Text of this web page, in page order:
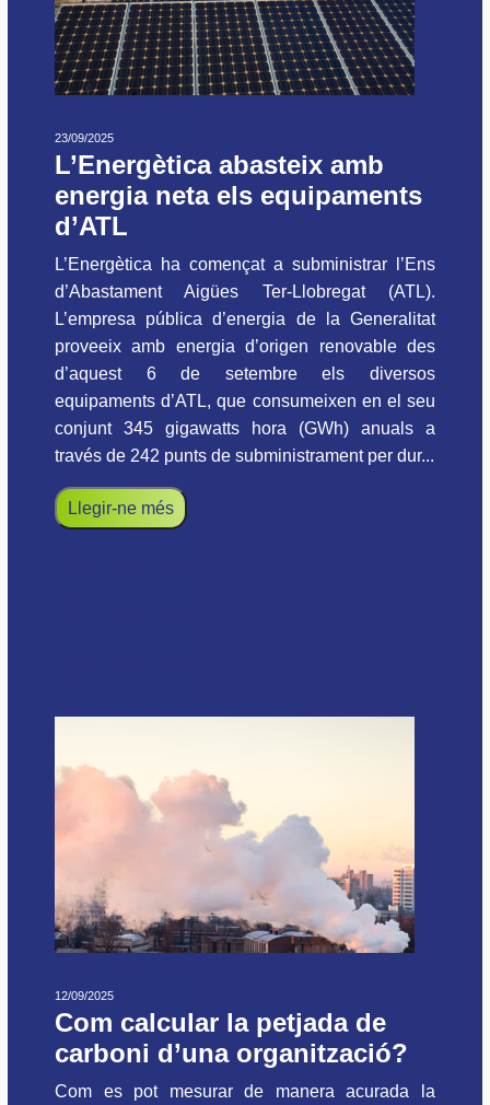
23/09/2025
L’Energètica abasteix amb
energia neta els equipaments
d’ATL
L’Energètica ha començat a subministrar l’Ens
d’Abastament Aigües Ter-Llobregat (ATL).
L’empresa pública d’energia de la Generalitat
proveeix amb energia d’origen renovable des
d’aquest 6 de setembre els diversos
equipaments d’ATL, que consumeixen en el seu
conjunt 345 gigawatts hora (GWh) anuals a
través de 242 punts de subministrament per dur...
Llegir-ne més
12/09/2025
Com calcular la petjada de
carboni d’una organització?
Com es pot mesurar de manera acurada la